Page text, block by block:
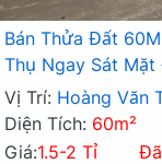
Bán Thửa Đất
Thụ Ngay Sát Mặt
Vị Trí: Hoàng Văn
Diện Tích: 60m²
Giá:1.5-2 Tỉ